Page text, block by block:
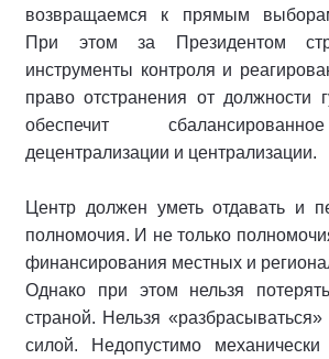
возвращаемся к прямым
При этом за Президентом
инструменты контроля и
право отстранения от должности
обеспечит
децентрализации и централизации.
Центр должен уметь отдавать и
полномочия. И не только
финансирования местных и
Однако при этом нельзя
страной. Нельзя «разбрасываться»
силой. Недопустимо механически